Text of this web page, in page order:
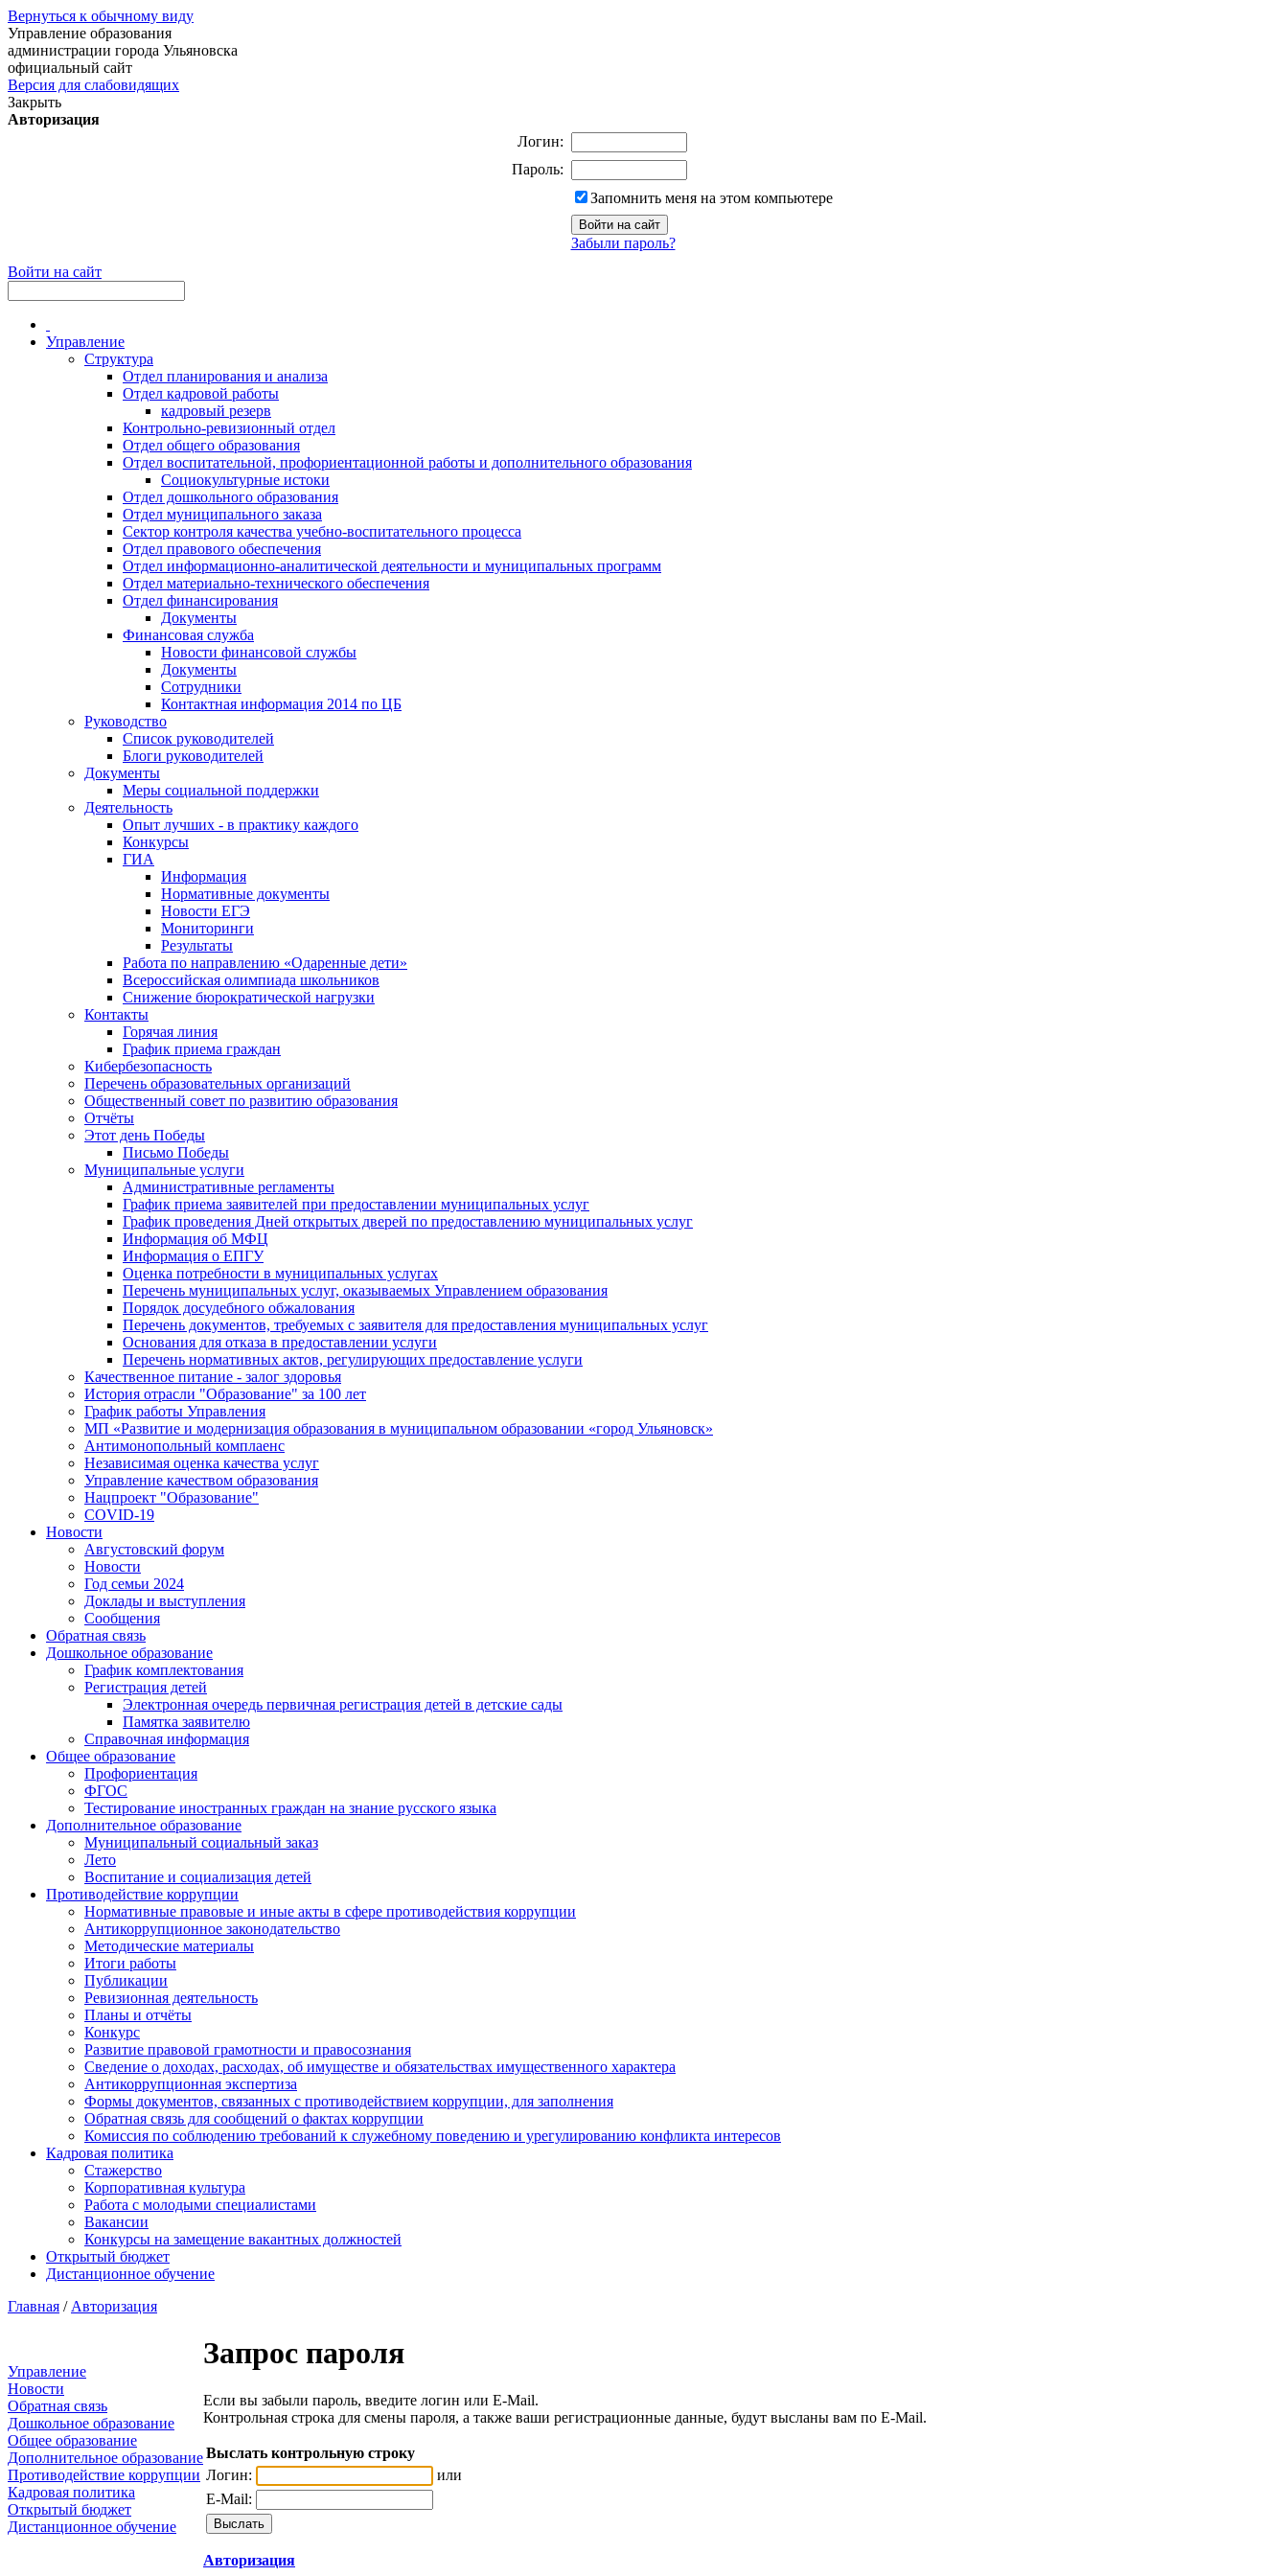
Вернуться к обычному виду
Управление образования
администрации города Ульяновска
официальный сайт
Версия для слабовидящих
Закрыть
Авторизация
Логин:
Пароль:
Запомнить меня на этом компьютере
Забыли пароль?
Войти на сайт
Управление
Структура
Отдел планирования и анализа
Отдел кадровой работы
кадровый резерв
Контрольно-ревизионный отдел
Отдел общего образования
Отдел воспитательной, профориентационной работы и дополнительного образования
Социокультурные истоки
Отдел дошкольного образования
Отдел муниципального заказа
Сектор контроля качества учебно-воспитательного процесса
Отдел правового обеспечения
Отдел информационно-аналитической деятельности и муниципальных программ
Отдел материально-технического обеспечения
Отдел финансирования
Документы
Финансовая служба
Новости финансовой службы
Документы
Сотрудники
Контактная информация 2014 по ЦБ
Руководство
Список руководителей
Блоги руководителей
Документы
Меры социальной поддержки
Деятельность
Опыт лучших - в практику каждого
Конкурсы
ГИА
Информация
Нормативные документы
Новости ЕГЭ
Мониторинги
Результаты
Работа по направлению «Одаренные дети»
Всероссийская олимпиада школьников
Снижение бюрократической нагрузки
Контакты
Горячая линия
График приема граждан
Кибербезопасность
Перечень образовательных организаций
Общественный совет по развитию образования
Отчёты
Этот день Победы
Письмо Победы
Mуниципальные услуги
Административные регламенты
График приема заявителей при предоставлении муниципальных услуг
График проведения Дней открытых дверей по предоставлению муниципальных услуг
Информация об МФЦ
Информация о ЕПГУ
Оценка потребности в муниципальных услугах
Перечень муниципальных услуг, оказываемых Управлением образования
Порядок досудебного обжалования
Перечень документов, требуемых с заявителя для предоставления муниципальных услуг
Основания для отказа в предоставлении услуги
Перечень нормативных актов, регулирующих предоставление услуги
Качественное питание - залог здоровья
История отрасли "Oбразованиe" за 100 лет
График работы Управления
МП «Развитие и модернизация образования в муниципальном образовании «город Ульяновск»
Антимонопольный комплаенс
Независимая оценка качества услуг
Управление качеством образования
Нацпроект "Образование"
COVID-19
Новости
Августовский форум
Новости
Год семьи 2024
Доклады и выступления
Сообщения
Обратная связь
Дошкольное образование
График комплектования
Регистрация детей
Электронная очередь первичная регистрация детей в детские сады
Памятка заявителю
Справочная информация
Общее образование
Профориентация
ФГОС
Тестирование иностранных граждан на знание русского языка
Дополнительное образование
Муниципальный социальный заказ
Лето
Воспитание и социализация детей
Противодействие коррупции
Нормативные правовые и иные акты в сфере противодействия коррупции
Антикоррупционное законодательство
Методические материалы
Итоги работы
Публикации
Ревизионная деятельность
Планы и отчёты
Конкурс
Развитие правовой грамотности и правосознания
Сведение о доходах, расходах, об имуществе и обязательствах имущественного характера
Антикоррупционная экспертиза
Формы документов, связанных с противодействием коррупции, для заполнения
Обратная связь для сообщений о фактах коррупции
Комиссия по соблюдению требований к служебному поведению и урегулированию конфликта интересов
Кадровая политика
Стажерство
Корпоративная культура
Работа с молодыми специалистами
Вакансии
Конкурсы на замещение вакантных должностей
Открытый бюджет
Дистанционное обучение
Главная / Авторизация
Управление
Новости
Обратная связь
Дошкольное образование
Общее образование
Дополнительное образование
Противодействие коррупции
Кадровая политика
Открытый бюджет
Дистанционное обучение
Запрос пароля
Если вы забыли пароль, введите логин или E-Mail.
Контрольная строка для смены пароля, а также ваши регистрационные данные, будут высланы вам по E-Mail.
Выслать контрольную строку
Логин:
или
E-Mail:
Авторизация